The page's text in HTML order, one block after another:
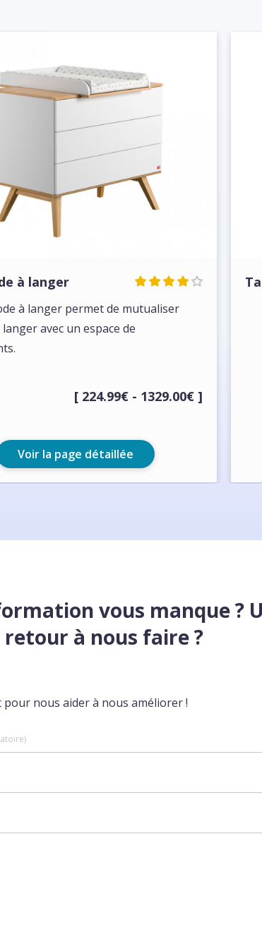
à langer
à langer permet de mutualiser
avec un espace de
[ 224.99€ - 1329.00€ ]
Voir la page détaillée
vous manque ?
retour à nous faire ?
pour nous aider à nous améliorer !